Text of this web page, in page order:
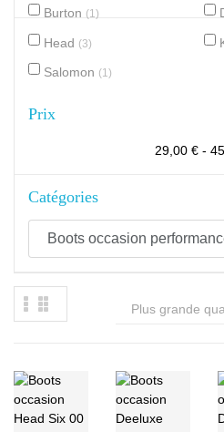
Burton (1)
Head (3)
Salomon (1)
Prix
29,00 € -
Catégories
Plus grande